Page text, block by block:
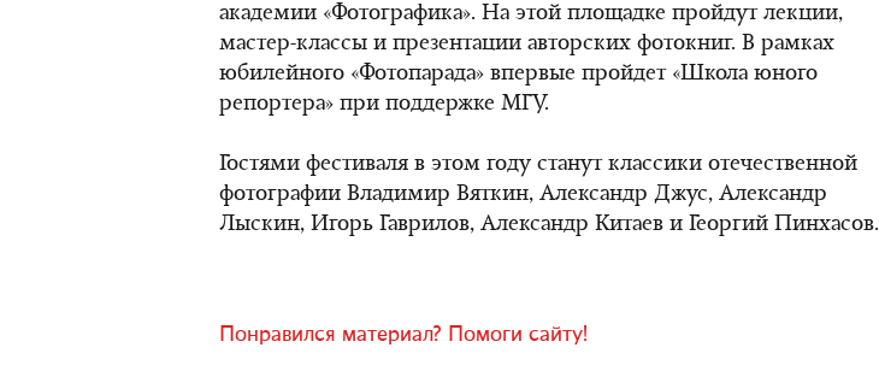
академии «Фотографика». На этой площадке пройдут лекции,
мастер-классы и презентации авторских фотокниг. В рамках
юбилейного «Фотопарада» впервые пройдет «Школа юного
репортера» при поддержке МГУ.
Гостями фестиваля в этом году станут классики отечественной
фотографии Владимир Вяткин, Александр Джус, Александр
Лыскин, Игорь Гаврилов, Александр Китаев и Георгий Пинхасов.
Понравился материал? Помоги сайту!